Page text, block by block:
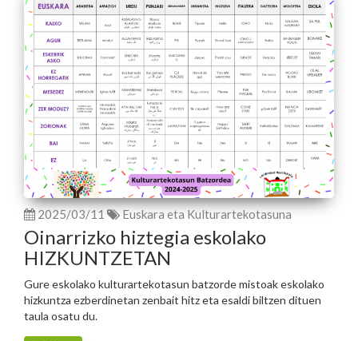
2025/03/11 Euskara eta Kulturartekotasuna
Oinarrizko hiztegia eskolako
HIZKUNTZETAN
Gure eskolako kulturartekotasun batzorde mistoak eskolako
hizkuntza ezberdinetan zenbait hitz eta esaldi biltzen dituen
taula osatu du.